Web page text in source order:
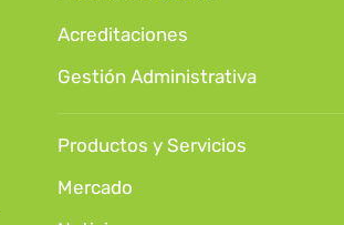
Acreditaciones
Gestión Administrativa
Productos y Servicios
Mercado